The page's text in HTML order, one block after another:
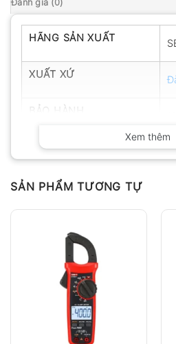
Đánh giá (0)
HÃNG SẢN XUẤT
XUẤT XỨ
Xem thêm
SẢN PHẨM TƯƠNG TỰ